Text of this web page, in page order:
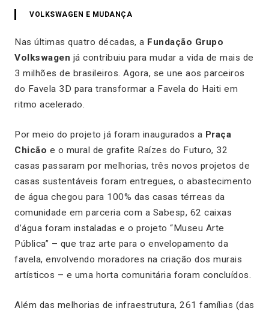
VOLKSWAGEN E MUDANÇA
Nas últimas quatro décadas, a Fundação Grupo
Volkswagen já contribuiu para mudar a vida de mais de
3 milhões de brasileiros. Agora, se une aos parceiros
do Favela 3D para transformar a Favela do Haiti em
ritmo acelerado.
Por meio do projeto já foram inaugurados a Praça
Chicão e o mural de grafite Raízes do Futuro, 32
casas passaram por melhorias, três novos projetos de
casas sustentáveis foram entregues, o abastecimento
de água chegou para 100% das casas térreas da
comunidade em parceria com a Sabesp, 62 caixas
d’água foram instaladas e o projeto “Museu Arte
Pública” – que traz arte para o envelopamento da
favela, envolvendo moradores na criação dos murais
artísticos – e uma horta comunitária foram concluídos.
Além das melhorias de infraestrutura, 261 famílias (das